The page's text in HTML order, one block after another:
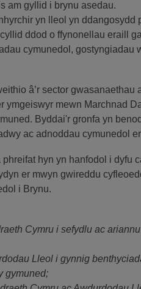
am gyllid i brynu asedau.
yn lleol yn ddangosydd
ddod o ffynonellau eraill
cymunedol, gostyngiadau
â’r sector
ymgeiswyr mewn Marchnad
Byddai'r gronfa yn
ac adnoddau cymunedol
hyn yn hanfodol i dyfu
er mwyn gwireddu
i Brynu.
Cymru i sefydlu ac
Lleol i gynnig
gymuned;